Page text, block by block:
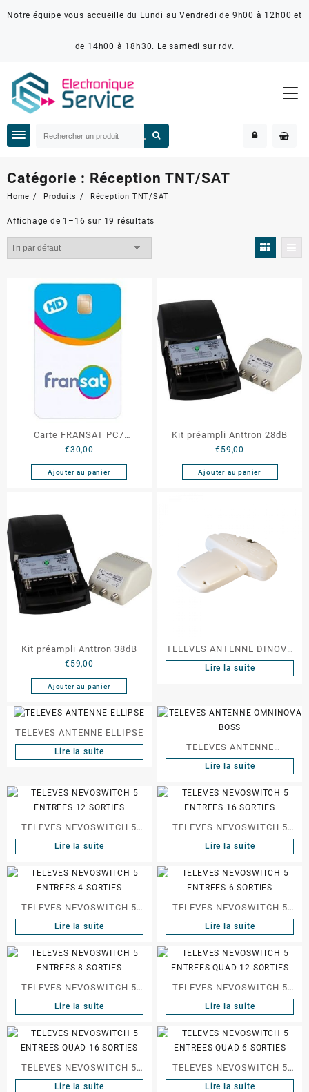
Notre équipe vous accueille du Lundi au Vendredi de 9h00 à 12h00 et
de 14h00 à 18h30. Le samedi sur rdv.
Catégorie : Réception TNT/SAT
Home Produits Réception TNT/SAT
Affichage de 1–16 sur 19 résultats
Carte FRANSAT PC7
(dernière génération)
€30,00
Ajouter au panier
Kit préampli Anttron 28dB
€59,00
Ajouter au panier
Kit préampli Anttron 38dB
€59,00
Ajouter au panier
TELEVES ANTENNE DINOVA
BOSS
Lire la suite
TELEVES ANTENNE ELLIPSE
Lire la suite
TELEVES ANTENNE
OMNINOVA BOSS
Lire la suite
TELEVES NEVOSWITCH 5
ENTREES 12 SORTIES
Lire la suite
TELEVES NEVOSWITCH 5
ENTREES 16 SORTIES
Lire la suite
TELEVES NEVOSWITCH 5
ENTREES 4 SORTIES
Lire la suite
TELEVES NEVOSWITCH 5
ENTREES 6 SORTIES
Lire la suite
TELEVES NEVOSWITCH 5
ENTREES 8 SORTIES
Lire la suite
TELEVES NEVOSWITCH 5
ENTREES QUAD 12 SORTIES
Lire la suite
TELEVES NEVOSWITCH 5
ENTREES QUAD 16 SORTIES
Lire la suite
TELEVES NEVOSWITCH 5
ENTREES QUAD 6 SORTIES
Lire la suite